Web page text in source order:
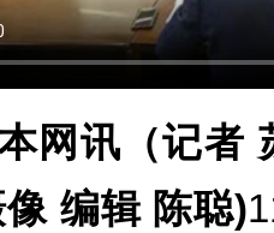
网讯（记者
编辑 陈聪)